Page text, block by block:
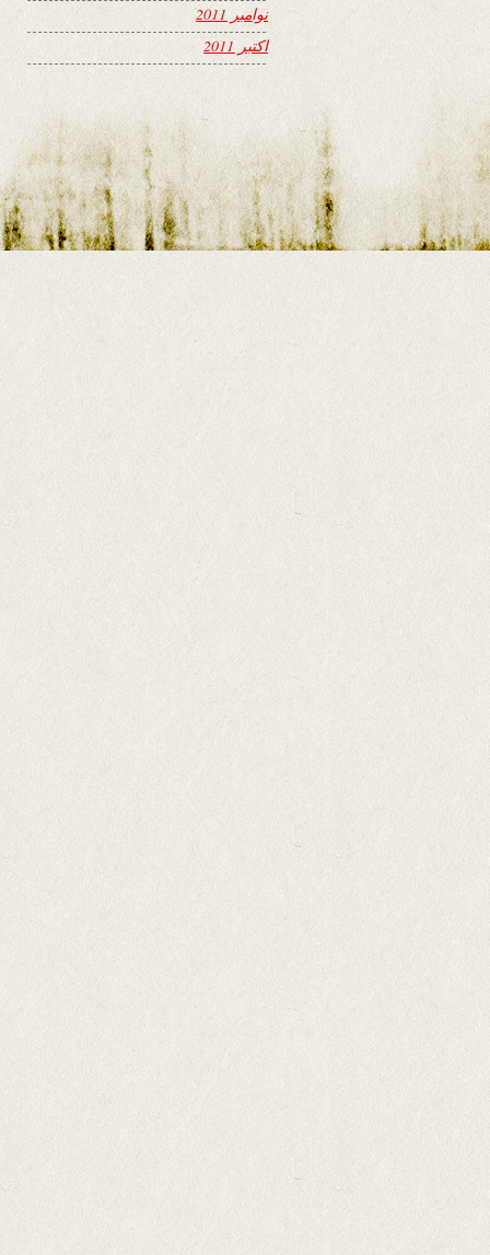
نوامبر 2011
اکتبر 2011